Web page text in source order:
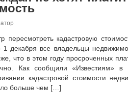
пересмотреть кадастровую
1 декабря все владельцы
что в этом году просроченных
Как сообщили «Известиям» в
кадастровой стоимости
больше чем […]